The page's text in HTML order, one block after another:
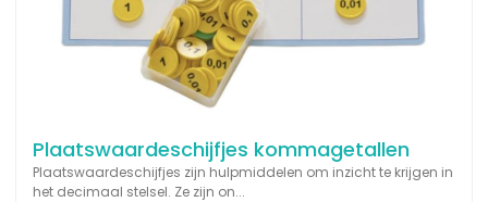
Plaatswaardeschijfjes kommagetallen
Plaatswaardeschijfjes zijn hulpmiddelen om inzicht te krijgen in
het decimaal stelsel. Ze zijn on...